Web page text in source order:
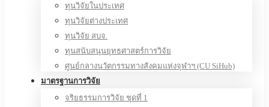
ทุนวิจัยในประเทศ
ทุนวิจัยต่างประเทศ
ทุนวิจัย สบจ.
ทุนสนับสนุนยุทธศาสตร์การวิจัย
ศูนย์กลางนวัตกรรมทางสังคมแห่งจุฬาฯ (CU SiHub)
มาตรฐานการวิจัย
จริยธรรมการวิจัย ชุดที่ 1